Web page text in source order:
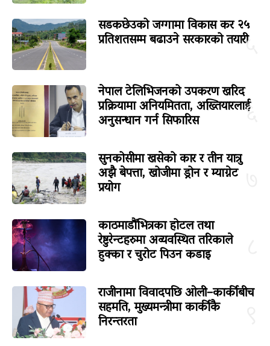
५
सडकछेउको जग्गामा विकास कर २५
प्रतिशतसम्म बढाउने सरकारको तयारी
६
नेपाल टेलिभिजनको उपकरण खरिद
प्रक्रियामा अनियमितता, अख्तियारलाई
अनुसन्धान गर्न सिफारिस
सुनकोसीमा खसेको कार र तीन यात्रु
अझै बेपत्ता, खोजीमा ड्रोन र म्याग्नेट
प्रयोग
काठमाडौंभित्रका होटल तथा
रेष्टुरेन्टहरुमा अव्यवस्थित तरिकाले
हुक्का र चुरोट पिउन कडाइ
राजीनामा विवादपछि ओली–कार्कीबीच
सहमति, मुख्यमन्त्रीमा कार्कीकै
निरन्तरता